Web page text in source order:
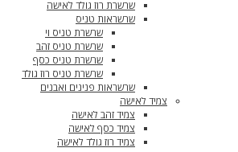
שרשרת רוז גולד לאישה
שרשראות טניס
שרשרת טניס וי
שרשרת טניס זהב
שרשרת טניס כסף
שרשרת טניס רוז גולד
שרשראות פנינים ואבנים
צמיד לאישה
צמיד זהב לאישה
צמיד כסף לאישה
צמיד רוז גולד לאישה